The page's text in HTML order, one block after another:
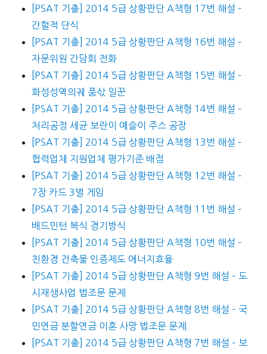
[PSAT 기출] 2014 5급 상황판단 A책형 17번 해설 –
간헐적 단식
[PSAT 기출] 2014 5급 상황판단 A책형 16번 해설 –
자문위원 간담회 전화
[PSAT 기출] 2014 5급 상황판단 A책형 15번 해설 –
화성성역의궤 품삯 일꾼
[PSAT 기출] 2014 5급 상황판단 A책형 14번 해설 –
처리공정 세균 보란이 예슬이 주스 공장
[PSAT 기출] 2014 5급 상황판단 A책형 13번 해설 –
협력업체 지원업체 평가기준 배점
[PSAT 기출] 2014 5급 상황판단 A책형 12번 해설 –
7장 카드 3벌 게임
[PSAT 기출] 2014 5급 상황판단 A책형 11번 해설 –
배드민턴 복식 경기방식
[PSAT 기출] 2014 5급 상황판단 A책형 10번 해설 –
친환경 건축물 인증제도 에너지효율
[PSAT 기출] 2014 5급 상황판단 A책형 9번 해설 – 도
시재생사업 법조문 문제
[PSAT 기출] 2014 5급 상황판단 A책형 8번 해설 – 국
민연금 분할연금 이혼 사망 법조문 문제
[PSAT 기출] 2014 5급 상황판단 A책형 7번 해설 – 보